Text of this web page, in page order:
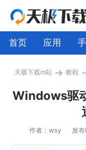
首页 应用
天极下载m站 → 教程
Windows驱
作者：wsy 发